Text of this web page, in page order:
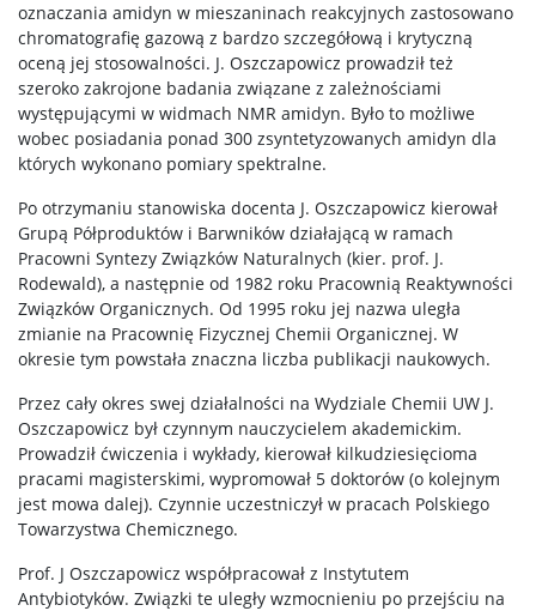
WChemii, czyli studia od podszewki
Exhibition „Chemistry is all around”
Dla szkół
Dołącz do gry – twórz z nami przyszłość chemii!
Zjazd Dziekanów Wydziałów Chemicznych 2026
oznaczania amidyn w mieszaninach reakcyjnych zastosowano
chromatografię gazową z bardzo szczegółową i krytyczną
oceną jej stosowalności. J. Oszczapowicz prowadził też
szeroko zakrojone badania związane z zależnościami
występującymi w widmach NMR amidyn. Było to możliwe
wobec posiadania ponad 300 zsyntetyzowanych amidyn dla
których wykonano pomiary spektralne.
Po otrzymaniu stanowiska docenta J. Oszczapowicz kierował
Grupą Półproduktów i Barwników działającą w ramach
Pracowni Syntezy Związków Naturalnych (kier. prof. J.
Rodewald), a następnie od 1982 roku Pracownią Reaktywności
Związków Organicznych. Od 1995 roku jej nazwa uległa
zmianie na Pracownię Fizycznej Chemii Organicznej. W
okresie tym powstała znaczna liczba publikacji naukowych.
Przez cały okres swej działalności na Wydziale Chemii UW J.
Oszczapowicz był czynnym nauczycielem akademickim.
Prowadził ćwiczenia i wykłady, kierował kilkudziesięcioma
pracami magisterskimi, wypromował 5 doktorów (o kolejnym
jest mowa dalej). Czynnie uczestniczył w pracach Polskiego
Towarzystwa Chemicznego.
Prof. J Oszczapowicz współpracował z Instytutem
Antybiotyków. Związki te uległy wzmocnieniu po przejściu na